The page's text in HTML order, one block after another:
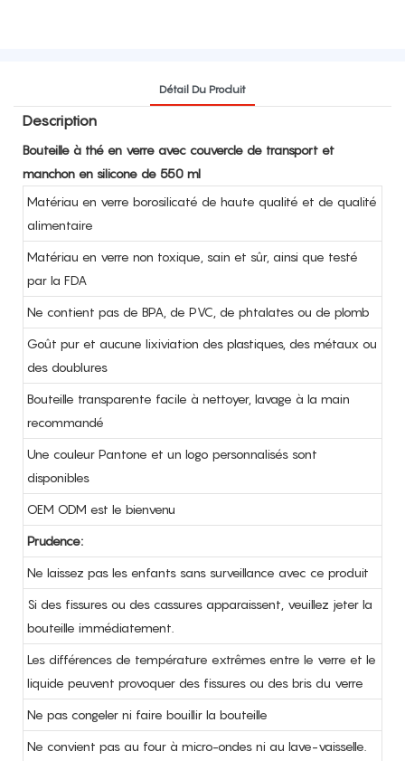
Détail Du Produit
Description
Bouteille à thé en verre avec couvercle de transport et
manchon en silicone de 550 ml
Matériau en verre borosilicaté de haute qualité et de qualité
alimentaire
Matériau en verre non toxique, sain et sûr, ainsi que testé
par la FDA
Ne contient pas de BPA, de PVC, de phtalates ou de plomb
Goût pur et aucune lixiviation des plastiques, des métaux ou
des doublures
Bouteille transparente facile à nettoyer, lavage à la main
recommandé
Une couleur Pantone et un logo personnalisés sont
disponibles
OEM ODM est le bienvenu
Prudence:
Ne laissez pas les enfants sans surveillance avec ce produit
Si des fissures ou des cassures apparaissent, veuillez jeter la
bouteille immédiatement.
Les différences de température extrêmes entre le verre et le
liquide peuvent provoquer des fissures ou des bris du verre
Ne pas congeler ni faire bouillir la bouteille
Ne convient pas au four à micro-ondes ni au lave-vaisselle.